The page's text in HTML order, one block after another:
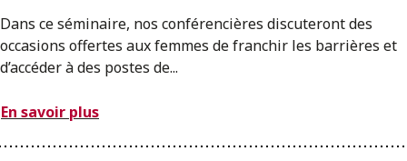
Dans ce séminaire, nos conférencières discuteront des
occasions offertes aux femmes de franchir les barrières et
d’accéder à des postes de...
En savoir plus